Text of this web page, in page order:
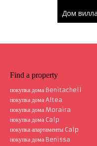
Дом
Find a property
покупка дома Benitachell
покупка дома Altea
покупка дома Moraira
покупка дома Calp
покупка апартаменты Calp
покупка дома Benissa